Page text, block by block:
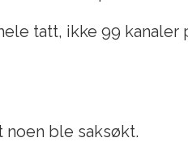
tatt, ikke 99
ble saksøkt.